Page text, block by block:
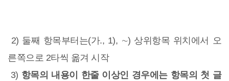
2) 둘째 항목부터는(가., 1), ∼) 상위항목 위치에서 오
른쪽으로 2타씩 옮겨 시작
3) 항목의 내용이 한줄 이상인 경우에는 항목의 첫 글